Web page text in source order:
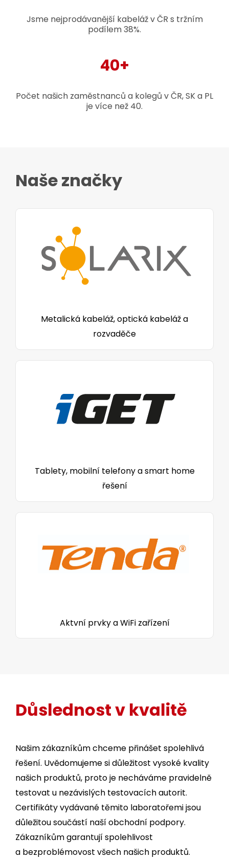
Jsme nejprodávanější kabeláž v ČR s tržním
podílem 38%.
40+
Počet našich zaměstnanců a kolegů v ČR, SK a PL
je více než 40.
Naše značky
Metalická kabeláž, optická kabeláž a
rozvaděče
Tablety, mobilní telefony a smart home
řešení
Aktvní prvky a WiFi zařízení
Důslednost v kvalitě
Našim zákazníkům chceme přinášet spolehlivá
řešení. Uvědomujeme si důležitost vysoké kvality
našich produktů, proto je necháváme pravidelně
testovat u nezávislých testovacích autorit.
Certifikáty vydávané těmito laboratořemi jsou
důležitou součástí naší obchodní podpory.
Zákazníkům garantují spolehlivost
a bezproblémovost všech našich produktů.